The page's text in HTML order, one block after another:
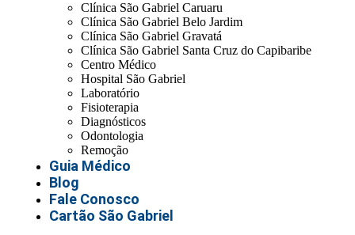
Clínica São Gabriel Caruaru
Clínica São Gabriel Belo Jardim
Clínica São Gabriel Gravatá
Clínica São Gabriel Santa Cruz do Capibaribe
Centro Médico
Hospital São Gabriel
Laboratório
Fisioterapia
Diagnósticos
Odontologia
Remoção
Guia Médico
Blog
Fale Conosco
Cartão São Gabriel